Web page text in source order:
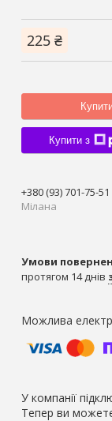
225 ₴
Купити з
+380 (93) 701-75-51
Мілана
протягом 14 днів
У компанії
Тепер ви